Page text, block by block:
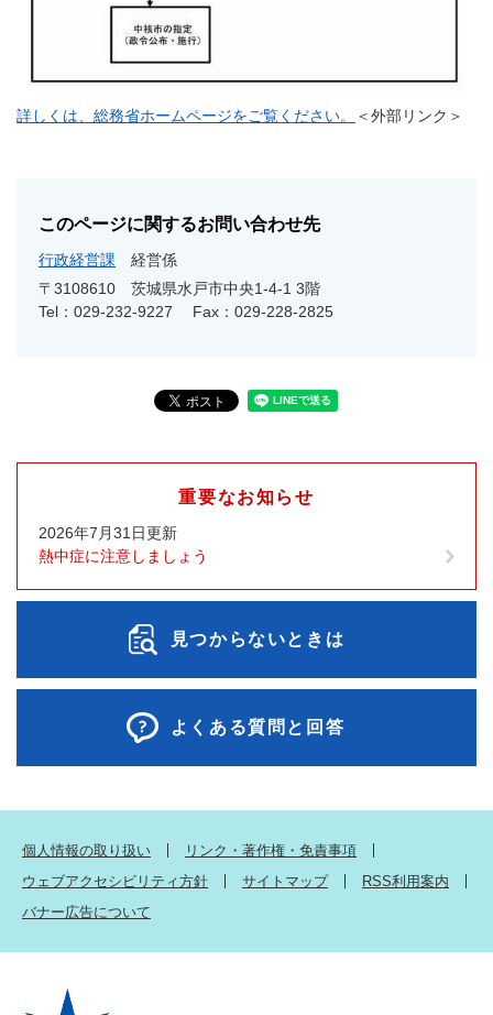
詳しくは、総務省ホームページをご覧ください。 ＜外部リンク＞
このページに関するお問い合わせ先
行政経営課
経営係
〒3108610
茨城県水戸市中央1-4-1 3階
Tel：029-232-9227
Fax：029-228-2825
重要なお知らせ
2026年7月31日更新
熱中症に注意しましょう
見つからないときは
よくある質問と回答
個人情報の取り扱い
リンク・著作権・免責事項
ウェブアクセシビリティ方針
サイトマップ
RSS利用案内
バナー広告について